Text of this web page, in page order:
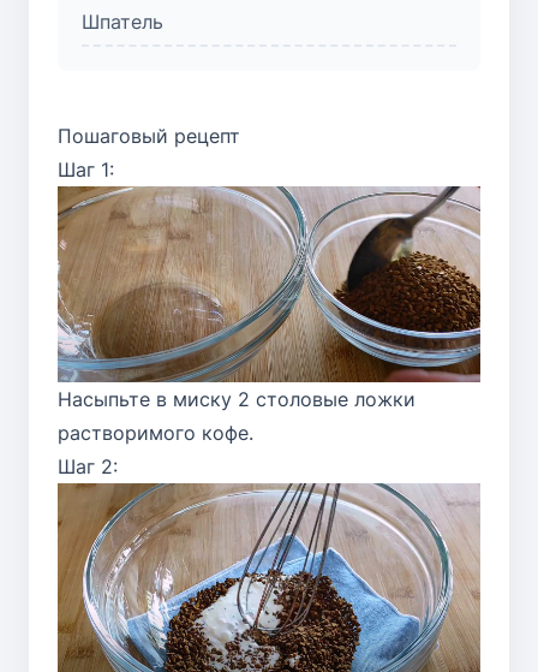
Шпатель
Пошаговый рецепт
Шаг 1:
Насыпьте в миску 2 столовые ложки
растворимого кофе.
Шаг 2: